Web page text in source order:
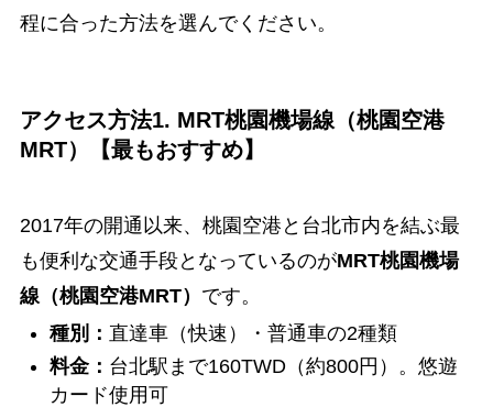
程に合った方法を選んでください。
アクセス方法1. MRT桃園機場線（桃園空港
MRT）【最もおすすめ】
2017年の開通以来、桃園空港と台北市内を結ぶ最
も便利な交通手段となっているのがMRT桃園機場
線（桃園空港MRT） です。
種別： 直達車（快速）・普通車の2種類
料金： 台北駅まで160TWD（約800円）。悠遊
カード使用可